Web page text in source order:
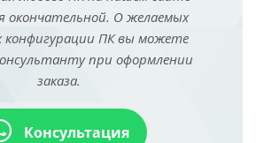
окончательной. О желаемых
конфигурации ПК вы можете
при оформлении
заказа.
Консультация